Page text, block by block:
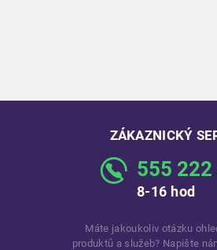
ZÁKAZNICKÝ
555 222
8-16 hod
Máte jakoukoliv otázku
produktů a služeb? Napište